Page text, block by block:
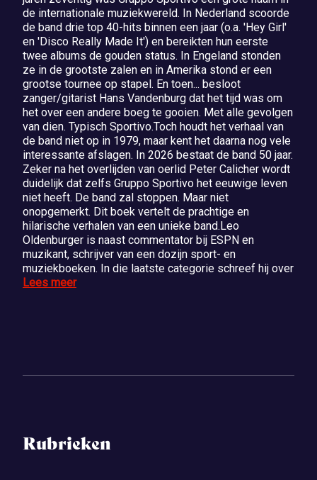
de internationale muziekwereld. In Nederland scoorde
de band drie top 40-hits binnen een jaar (o.a. 'Hey Girl'
en 'Disco Really Made It') en bereikten hun eerste
twee albums de gouden status. In Engeland stonden
ze in de grootste zalen en in Amerika stond er een
grootse tournee op stapel. En toen... besloot
zanger/gitarist Hans Vandenburg dat het tijd was om
het over een andere boeg te gooien. Met alle gevolgen
van dien. Typisch Sportivo.Toch houdt het verhaal van
de band niet op in 1979, maar kent het daarna nog vele
interessante afslagen. In 2026 bestaat de band 50 jaar.
Zeker na het overlijden van oerlid Peter Calicher wordt
duidelijk dat zelfs Gruppo Sportivo het eeuwige leven
niet heeft. De band zal stoppen. Maar niet
onopgemerkt. Dit boek vertelt de prachtige en
hilarische verhalen van een unieke band.Leo
Oldenburger is naast commentator bij ESPN en
muzikant, schrijver van een dozijn sport- en
muziekboeken. In die laatste categorie schreef hij over
Lees meer
Rubrieken